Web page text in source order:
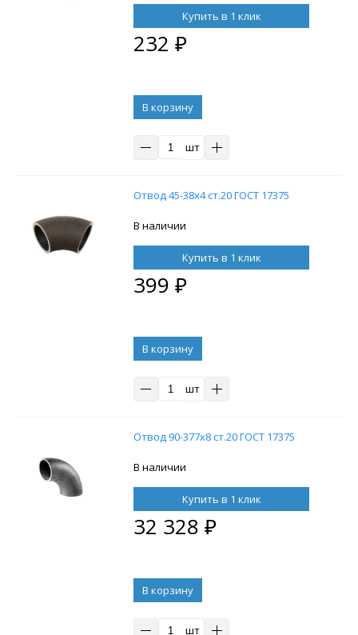
Купить в 1 клик
232 ₽
В корзину
шт
Отвод 45-38х4 ст.20 ГОСТ 17375
В наличии
Купить в 1 клик
399 ₽
В корзину
шт
Отвод 90-377х8 ст.20 ГОСТ 17375
В наличии
Купить в 1 клик
32 328 ₽
В корзину
шт